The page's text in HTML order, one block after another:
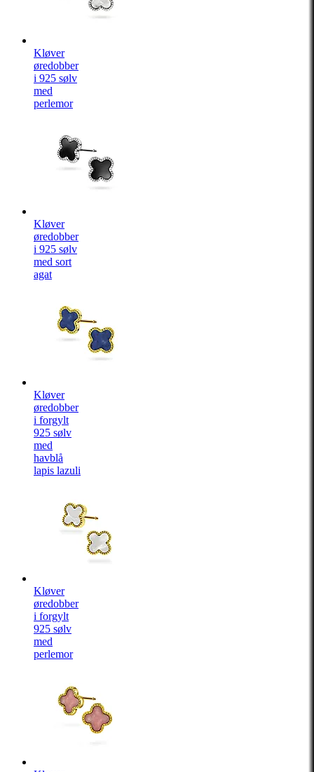
Kløver
øredobber
i 925 sølv
med
perlemor
Kløver
øredobber
i 925 sølv
med sort
agat
Kløver
øredobber
i forgylt
925 sølv
med
havblå
lapis lazuli
Kløver
øredobber
i forgylt
925 sølv
med
perlemor